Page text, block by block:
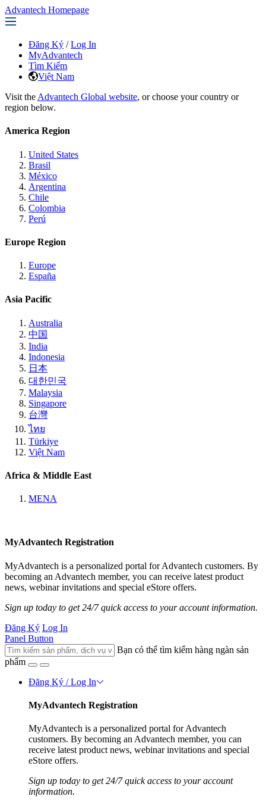
Advantech Homepage
Đăng Ký / Log In
MyAdvantech
Tìm Kiếm
Việt Nam
Visit the Advantech Global website, or choose your country or
region below.
America Region
United States
Brasil
México
Argentina
Chile
Colombia
Perú
Europe Region
Europe
España
Asia Pacific
Australia
中国
India
Indonesia
日本
대한민국
Malaysia
Singapore
台灣
ไทย
Türkiye
Việt Nam
Africa & Middle East
MENA
MyAdvantech Registration
MyAdvantech is a personalized portal for Advantech customers. By
becoming an Advantech member, you can receive latest product
news, webinar invitations and special eStore offers.
Sign up today to get 24/7 quick access to your account information.
Đăng Ký Log In
Panel Button
Bạn có thể tìm kiếm hàng ngàn sản
phẩm
Đăng Ký / Log In
MyAdvantech Registration
MyAdvantech is a personalized portal for Advantech
customers. By becoming an Advantech member, you can
receive latest product news, webinar invitations and special
eStore offers.
Sign up today to get 24/7 quick access to your account
information.